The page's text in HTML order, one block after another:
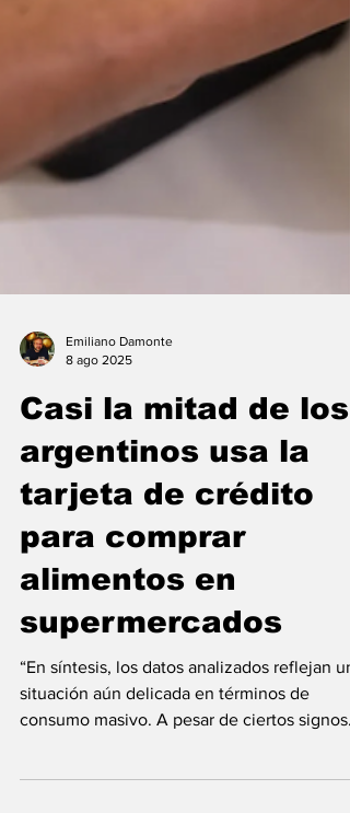
Emiliano Damonte
8 ago 2025
Casi la mitad de los
argentinos usa la
tarjeta de crédito
para comprar
alimentos en
supermercados
“En síntesis, los datos analizados reflejan
consumo masivo. A pesar de ciertos signos